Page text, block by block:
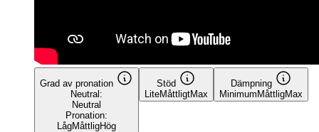
Grad av pronation
Neutral:
Neutral
Pronation:
LågMåttligHög
Stöd
LiteMåttligtMax
Dämpning
Minimum MåttligMax